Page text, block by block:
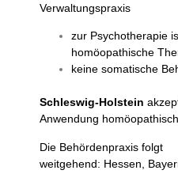
Verwaltungspraxis
zur Psychotherapie
homöopathische
keine somatische
Schleswig-Holstein
Anwendung
Die Behördenpraxis folgt
weitgehend: Hessen,